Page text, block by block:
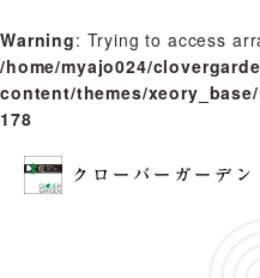
Warning: Trying to access
/home/myajo024/
content/themes/
178